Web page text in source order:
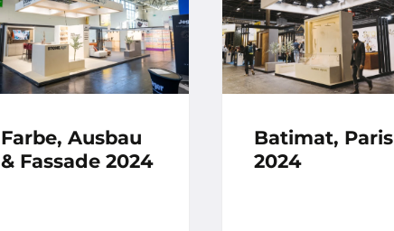
Farbe, Ausbau
& Fassade 2024
Batimat, Paris
2024